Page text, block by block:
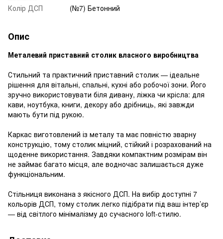
Колір ДСП (№7) Бетонний
Опис
Металевий приставний столик власного виробництва
Стильний та практичний приставний столик — ідеальне
рішення для вітальні, спальні, кухні або робочої зони. Його
зручно використовувати біля дивану, ліжка чи крісла: для
кави, ноутбука, книги, декору або дрібниць, які завжди
мають бути під рукою.
Каркас виготовлений із металу та має повністю зварну
конструкцію, тому столик міцний, стійкий і розрахований на
щоденне використання. Завдяки компактним розмірам він
не займає багато місця, але водночас залишається дуже
функціональним.
Стільниця виконана з якісного ДСП. На вибір доступні 7
кольорів ДСП, тому столик легко підібрати під ваш інтер’єр
— від світлого мінімалізму до сучасного loft-стилю.